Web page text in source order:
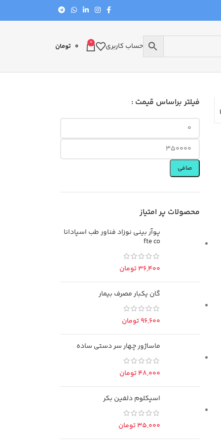
حساب کاربری 0
0 تومان
فیلتر براساس قیمت :
صافی
محصولات پر امتیاز
پوآر بینی نوزاد فناور طب اسپادانا
fte co
تومان
گان یکبار مصرف بیمار
تومان
ماساژور چهار سر دستی ساده
تومان
اسپکلوم دلفین بکر
تومان